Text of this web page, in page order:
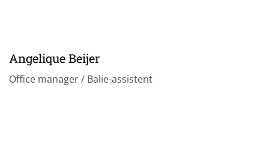
Angelique Beijer
Office manager / Balie-assistent